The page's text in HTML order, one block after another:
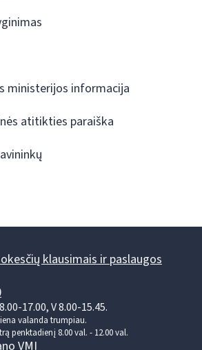
ministerijos informacija
atitikties paraiška
klausimais ir paslaugos
17.00, V 8.00-15.45.
valanda trumpiau.
penktadienį 8.00 val. - 12.00 val.
VMI